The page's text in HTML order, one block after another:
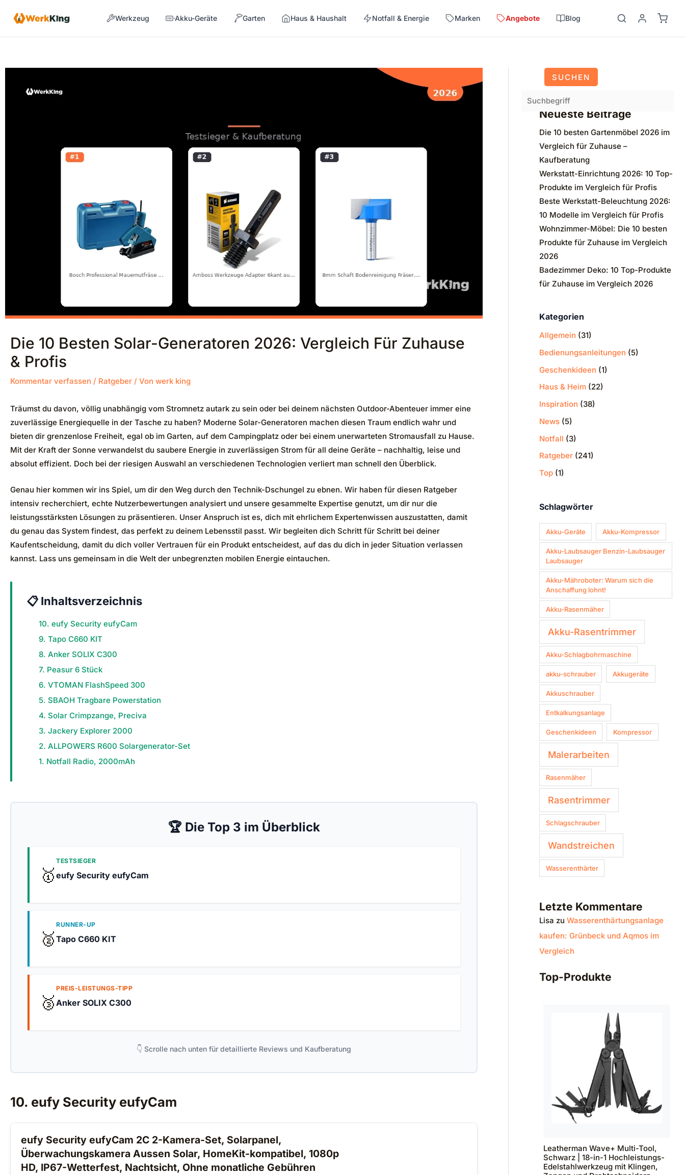
Inhalt
Werkzeug Akku-Geräte Garten Haus & Haushalt Notfall & Energie Marken Angebote Blog
Die 10 Besten Solar-Generatoren 2026: Vergleich Für Zuhause
& Profis
Kommentar verfassen / Ratgeber / Von werk king
Träumst du davon, völlig unabhängig vom Stromnetz autark zu sein oder bei deinem nächsten Outdoor-Abenteuer immer eine
zuverlässige Energiequelle in der Tasche zu haben? Moderne Solar-Generatoren machen diesen Traum endlich wahr und
bieten dir grenzenlose Freiheit, egal ob im Garten, auf dem Campingplatz oder bei einem unerwarteten Stromausfall zu Hause.
Mit der Kraft der Sonne verwandelst du saubere Energie in zuverlässigen Strom für all deine Geräte – nachhaltig, leise und
absolut effizient. Doch bei der riesigen Auswahl an verschiedenen Technologien verliert man schnell den Überblick.
Genau hier kommen wir ins Spiel, um dir den Weg durch den Technik-Dschungel zu ebnen. Wir haben für diesen Ratgeber
intensiv recherchiert, echte Nutzerbewertungen analysiert und unsere gesammelte Expertise genutzt, um dir nur die
leistungsstärksten Lösungen zu präsentieren. Unser Anspruch ist es, dich mit ehrlichem Expertenwissen auszustatten, damit
du genau das System findest, das perfekt zu deinem Lebensstil passt. Wir begleiten dich Schritt für Schritt bei deiner
Kaufentscheidung, damit du dich voller Vertrauen für ein Produkt entscheidest, auf das du dich in jeder Situation verlassen
kannst. Lass uns gemeinsam in die Welt der unbegrenzten mobilen Energie eintauchen.
📋 Inhaltsverzeichnis
10. eufy Security eufyCam
9. Tapo C660 KIT
8. Anker SOLIX C300
7. Peasur 6 Stück
6. VTOMAN FlashSpeed 300
5. SBAOH Tragbare Powerstation
4. Solar Crimpzange, Preciva
3. Jackery Explorer 2000
2. ALLPOWERS R600 Solargenerator-Set
1. Notfall Radio, 2000mAh
🏆 Die Top 3 im Überblick
🥇
TESTSIEGER
eufy Security eufyCam
🥈
RUNNER-UP
Tapo C660 KIT
🥉
PREIS-LEISTUNGS-TIPP
Anker SOLIX C300
👇 Scrolle nach unten für detaillierte Reviews und Kaufberatung
10. eufy Security eufyCam
eufy Security eufyCam 2C 2-Kamera-Set, Solarpanel,
Überwachungskamera Aussen Solar, HomeKit-kompatibel, 1080p
HD, IP67-Wetterfest, Nachtsicht, Ohne monatliche Gebühren
SUCHEN
Neueste Beiträge
Die 10 besten Gartenmöbel 2026 im
Vergleich für Zuhause –
Kaufberatung
Werkstatt-Einrichtung 2026: 10 Top-
Produkte im Vergleich für Profis
Beste Werkstatt-Beleuchtung 2026:
10 Modelle im Vergleich für Profis
Wohnzimmer-Möbel: Die 10 besten
Produkte für Zuhause im Vergleich
2026
Badezimmer Deko: 10 Top-Produkte
für Zuhause im Vergleich 2026
Kategorien
Allgemein (31)
Bedienungsanleitungen (5)
Geschenkideen (1)
Haus & Heim (22)
Inspiration (38)
News (5)
Notfall (3)
Ratgeber (241)
Top (1)
Schlagwörter
Akku-Geräte Akku-Kompressor
Akku-Laubsauger Benzin-Laubsauger
Laubsauger
Akku-Mähroboter: Warum sich die
Anschaffung lohnt!
Akku-Rasenmäher
Akku-Rasentrimmer
Akku-Schlagbohrmaschine
akku-schrauber Akkugeräte
Akkuschrauber
Entkalkungsanlage
Geschenkideen Kompressor
Malerarbeiten
Rasenmäher
Rasentrimmer
Schlagschrauber
Wandstreichen
Wasserenthärter
Letzte Kommentare
Lisa zu Wasserenthärtungsanlage
kaufen: Grünbeck und Aqmos im
Vergleich
Top-Produkte
Leatherman Wave+ Multi-Tool,
Schwarz | 18-in-1 Hochleistungs-
Edelstahlwerkzeug mit Klingen,